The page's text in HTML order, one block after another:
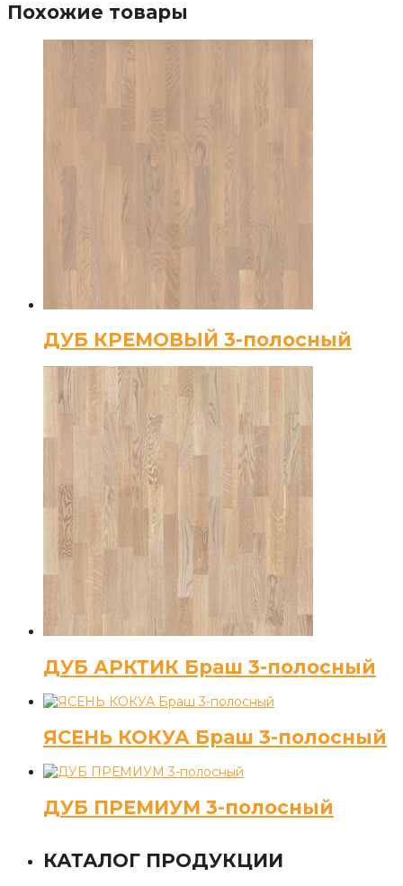
Похожие товары
ДУБ КРЕМОВЫЙ 3-полосный
ДУБ АРКТИК Браш 3-полосный
ЯСЕНЬ КОКУА Браш 3-полосный
ДУБ ПРЕМИУМ 3-полосный
КАТАЛОГ ПРОДУКЦИИ